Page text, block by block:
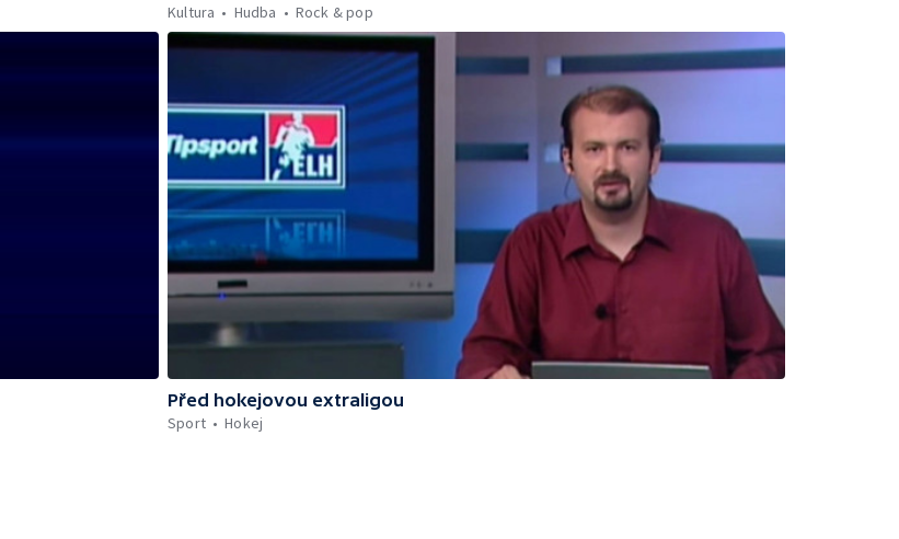
Kultura
Hudba Rock & pop
Před hokejovou extraligou
Sport
Hokej